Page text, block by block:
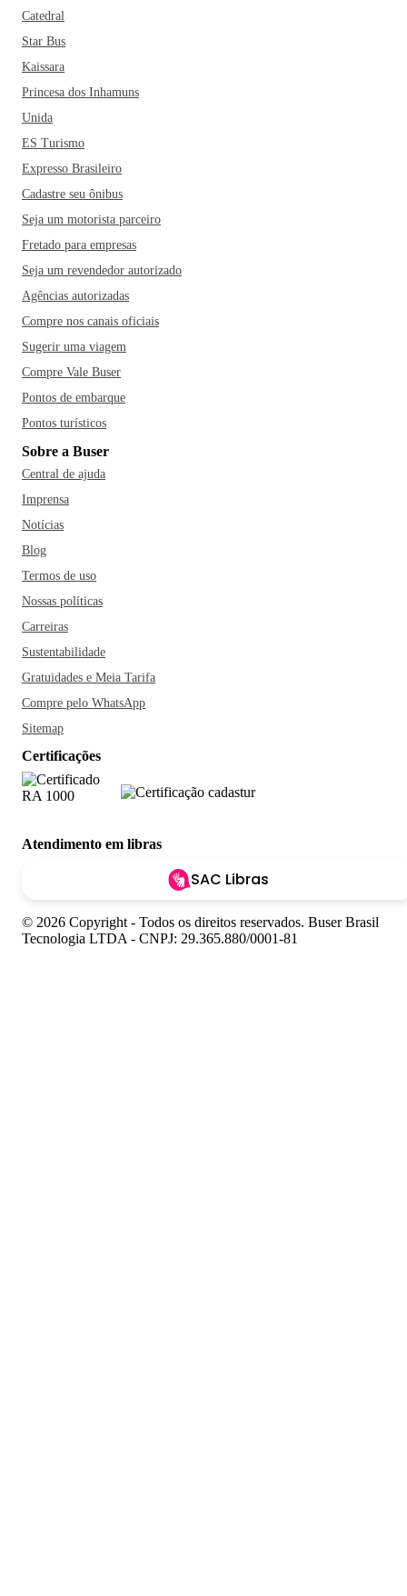
Catedral
Star Bus
Kaissara
Princesa dos Inhamuns
Unida
ES Turismo
Expresso Brasileiro
Cadastre seu ônibus
Seja um motorista parceiro
Fretado para empresas
Seja um revendedor autorizado
Agências autorizadas
Compre nos canais oficiais
Sugerir uma viagem
Compre Vale Buser
Pontos de embarque
Pontos turísticos
Sobre a Buser
Central de ajuda
Imprensa
Notícias
Blog
Termos de uso
Nossas políticas
Carreiras
Sustentabilidade
Gratuidades e Meia Tarifa
Compre pelo WhatsApp
Sitemap
Certificações
Atendimento em libras
SAC Libras
© 2026 Copyright - Todos os direitos reservados. Buser Brasil
Tecnologia LTDA - CNPJ: 29.365.880/0001-81